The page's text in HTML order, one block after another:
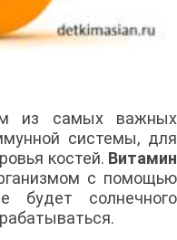
из самых важных
системы, для
костей. Витамин
с помощью
будет солнечного